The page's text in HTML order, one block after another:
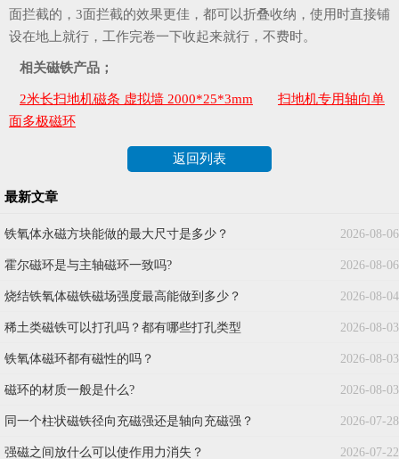
面拦截的，3面拦截的效果更佳，都可以折叠收纳，使用时直接铺
设在地上就行，工作完卷一下收起来就行，不费时。
相关磁铁产品；
2米长扫地机磁条 虚拟墙 2000*25*3mm
扫地机专用轴向单
面多极磁环
返回列表
最新文章
2026-08-06
铁氧体永磁方块能做的最大尺寸是多少？
2026-08-06
霍尔磁环是与主轴磁环一致吗?
2026-08-04
烧结铁氧体磁铁磁场强度最高能做到多少？
2026-08-03
稀土类磁铁可以打孔吗？都有哪些打孔类型
2026-08-03
铁氧体磁环都有磁性的吗？
2026-08-03
磁环的材质一般是什么?
2026-07-28
同一个柱状磁铁径向充磁强还是轴向充磁强？
2026-07-22
强磁之间放什么可以使作用力消失？